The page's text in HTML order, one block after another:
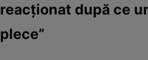
reacționat după ce
plece”